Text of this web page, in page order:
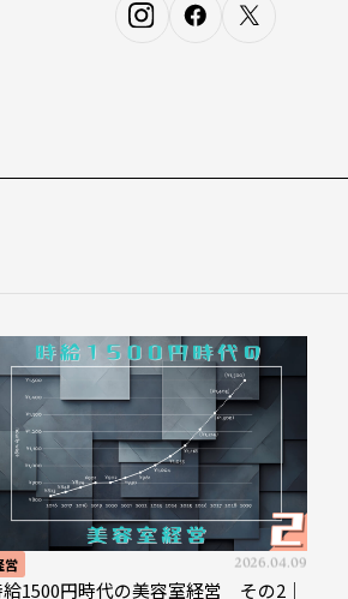
営 2026.04.09
1500円時代の美容室経営 その2｜